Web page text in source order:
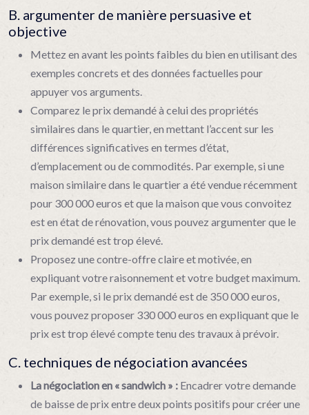
B. argumenter de manière persuasive et
objective
Mettez en avant les points faibles du bien en utilisant des
exemples concrets et des données factuelles pour
appuyer vos arguments.
Comparez le prix demandé à celui des propriétés
similaires dans le quartier, en mettant l’accent sur les
différences significatives en termes d’état,
d’emplacement ou de commodités. Par exemple, si une
maison similaire dans le quartier a été vendue récemment
pour 300 000 euros et que la maison que vous convoitez
est en état de rénovation, vous pouvez argumenter que le
prix demandé est trop élevé.
Proposez une contre-offre claire et motivée, en
expliquant votre raisonnement et votre budget maximum.
Par exemple, si le prix demandé est de 350 000 euros,
vous pouvez proposer 330 000 euros en expliquant que le
prix est trop élevé compte tenu des travaux à prévoir.
C. techniques de négociation avancées
La négociation en « sandwich » : Encadrer votre demande
de baisse de prix entre deux points positifs pour créer une